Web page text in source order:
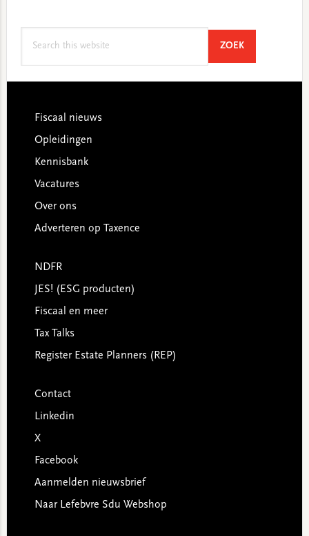
ZOEKSEARCH
Footer
Fiscaal nieuws
Opleidingen
Kennisbank
Vacatures
Over ons
Adverteren op Taxence
NDFR
JES! (ESG producten)
Fiscaal en meer
Tax Talks
Register Estate Planners (REP)
Contact
Linkedin
X
Facebook
Aanmelden nieuwsbrief
Naar Lefebvre Sdu Webshop